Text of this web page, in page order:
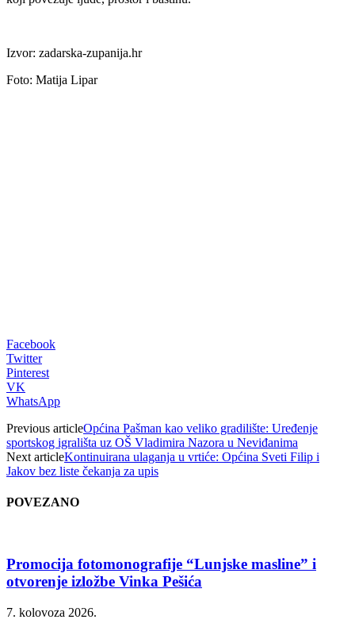
Izvor: zadarska-zupanija.hr
Foto: Matija Lipar
Facebook
Twitter
Pinterest
VK
WhatsApp
Previous articleOpćina Pašman kao veliko gradilište: Uređenje
sportskog igrališta uz OŠ Vladimira Nazora u Neviđanima
Next articleKontinuirana ulaganja u vrtiće: Općina Sveti Filip i
Jakov bez liste čekanja za upis
POVEZANO
Promocija fotomonografije “Lunjske masline” i
otvorenje izložbe Vinka Pešića
7. kolovoza 2026.